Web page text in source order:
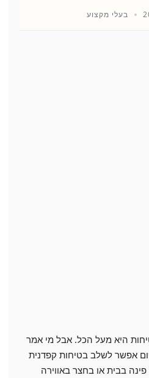
בעלי מקצוע
היא מעל הכל. אבל מי אמר
אפשר לשלב בטיחות קפדנית
בבית או בחצר באווירה